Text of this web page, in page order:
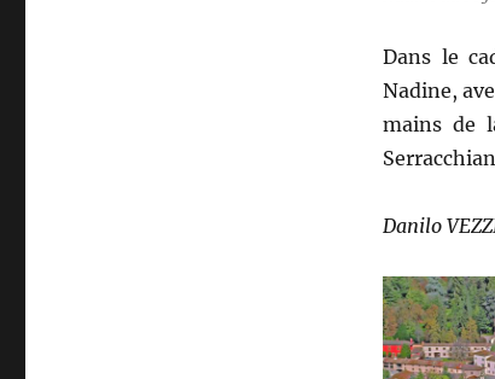
Dans le
Nadine,
mains de
Danilo